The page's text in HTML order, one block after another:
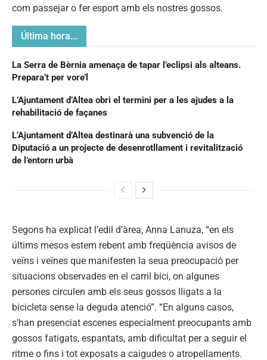
com passejar o fer esport amb els nostres gossos.
Última hora...
La Serra de Bèrnia amenaça de tapar l’eclipsi als alteans.
Prepara’t per vore’l
L’Ajuntament d’Altea obri el termini per a les ajudes a la
rehabilitació de façanes
L’Ajuntament d’Altea destinarà una subvenció de la
Diputació a un projecte de desenrotllament i revitalització
de l’entorn urbà
Segons ha explicat l’edil d’àrea, Anna Lanuza, “en els
últims mesos estem rebent amb freqüència avisos de
veïns i veïnes que manifesten la seua preocupació per
situacions observades en el carril bici, on algunes
persones circulen amb els seus gossos lligats a la
bicicleta sense la deguda atenció”. “En alguns casos,
s’han presenciat escenes especialment preocupants amb
gossos fatigats, espantats, amb dificultat per a seguir el
ritme o fins i tot exposats a caigudes o atropellaments.